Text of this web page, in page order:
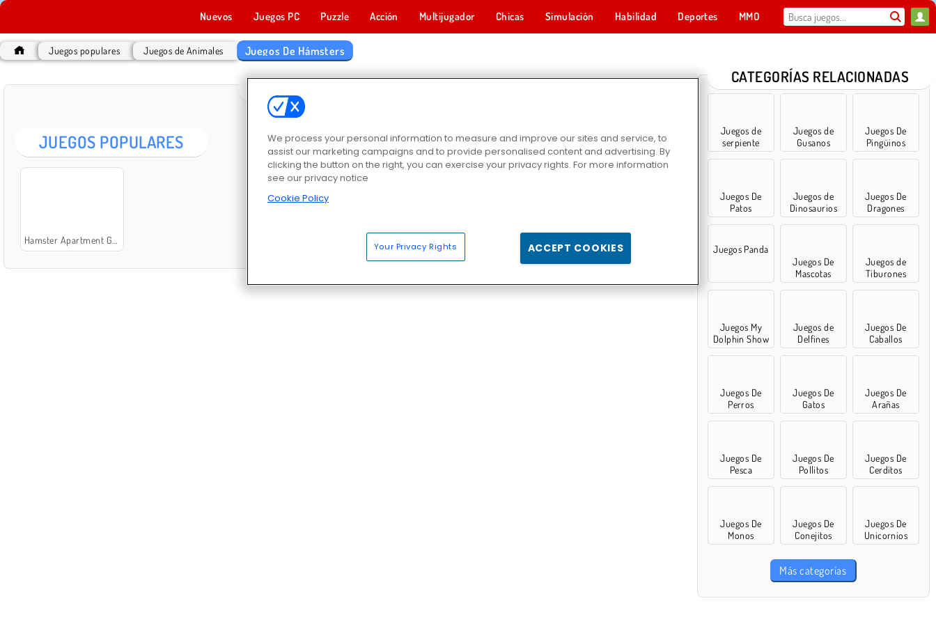
Nuevos Juegos PC Puzzle Acción Multijugador Chicas Simulación Habilidad Deportes MMO
Juegos populares Juegos de Animales Juegos De Hámsters
JUEGOS POPULARES
Hamster Apartment Game
CATEGORÍAS RELACIONADAS
Juegos de
serpiente
Juegos de
Gusanos
Juegos De
Pingüinos
Juegos De
Patos
Juegos de
Dinosaurios
Juegos De
Dragones
Juegos Panda
Juegos De
Mascotas
Juegos de
Tiburones
Juegos My
Dolphin Show
Juegos de
Delfines
Juegos De
Caballos
Juegos De
Perros
Juegos De
Gatos
Juegos De
Arañas
Juegos De
Pesca
Juegos De
Pollitos
Juegos De
Cerditos
Juegos De
Monos
Juegos De
Conejitos
Juegos De
Unicornios
Más categorías
We process your personal information to measure and improve our sites and service, to
assist our marketing campaigns and to provide personalised content and advertising. By
clicking the button on the right, you can exercise your privacy rights. For more information
see our privacy notice
Cookie Policy
Your Privacy Rights ACCEPT COOKIES